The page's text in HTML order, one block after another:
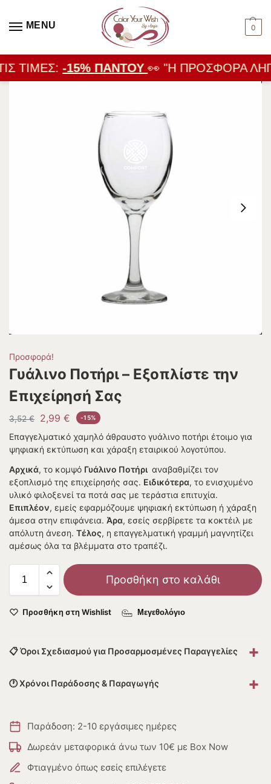
MENU 0
ΤΙΜΈΣ:-15% ΠΑΝΤΟΎ👀 "Η ΠΡΟΣΦΟΡΆ
Προσφορά!
Γυάλινο Ποτήρι – Εξοπλίστε την
Επιχείρησή Σας
3,52€ 2,99 € -15%
Επαγγελματικό χαμηλό άθραυστο γυάλινο ποτήρι έτοιμο για
ψηφιακή εκτύπωση και χάραξη εταιρικού λογοτύπου.
Αρχικά, το κομψό Γυάλινο Ποτήρι αναβαθμίζει τον
εξοπλισμό της επιχείρησής σας. Ειδικότερα, το ενισχυμένο
υλικό φιλοξενεί τα ποτά σας με τεράστια επιτυχία.
Επιπλέον, εμείς εφαρμόζουμε ψηφιακή εκτύπωση ή χάραξη
άμεσα στην επιφάνεια. Άρα, εσείς σερβίρετε τα κοκτέιλ με
απόλυτη άνεση. Τέλος, η επαγγελματική γραμμή μαγνητίζει
αμέσως όλα τα βλέμματα στο τραπέζι.
Προσθήκη στο καλάθι
Προσθήκη στη Wishlist Μεγεθολόγιο
📋 Όροι Σχεδιασμού για Προσαρμοσμένες Παραγγελίες +
🕐 Χρόνοι Παράδοσης & Παραγωγής +
Παράδοση: 2-10 εργάσιμες ημέρες
Δωρεάν μεταφορικά άνω των 10€ με Box Now
Φτιαγμένο όπως εσείς επιλέγετε